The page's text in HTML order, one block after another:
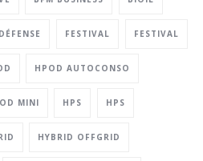
DÉFENSE FESTIVAL FESTIVAL
HPOD AUTOCONSO
MINI HPS HPS
HYBRID OFFGRID